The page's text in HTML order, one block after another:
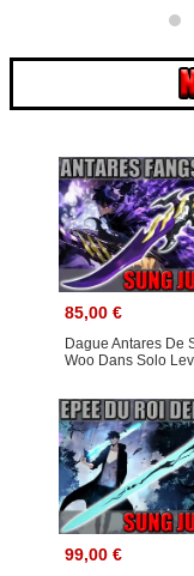
85,00 €
Dague Antares De
Woo Dans Solo
99,00 €